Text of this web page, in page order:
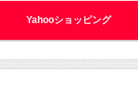
Yahooショッピング